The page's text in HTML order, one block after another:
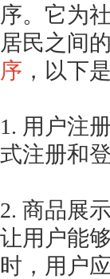
序。它为
居民之间
序 ，以下
1. 用户注
式注册和
2. 商品展
让用户能
时，用户